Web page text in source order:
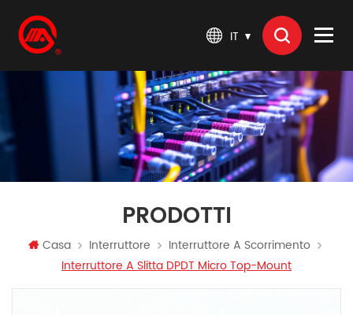
IT
PRODOTTI
Casa Interruttore
Interruttore A Scorrimento
Interruttore A Slitta DPDT Micro Top-Mount